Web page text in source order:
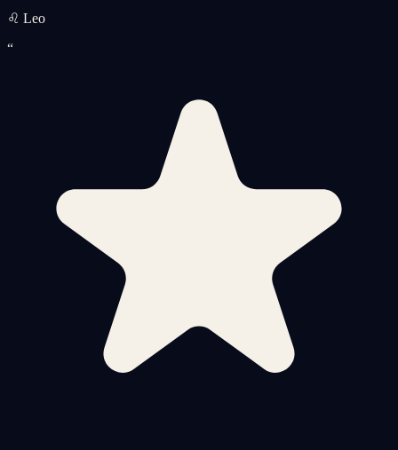
♌ Leo
“